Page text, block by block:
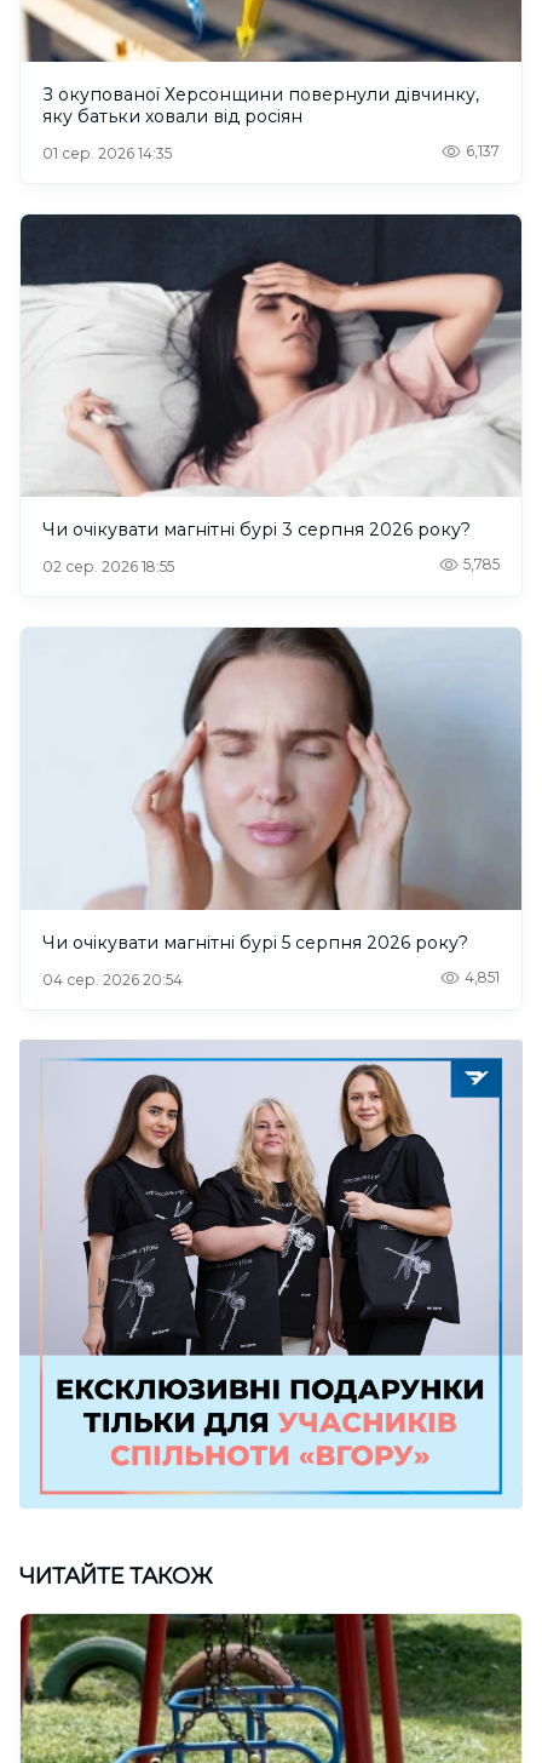
З окупованої Херсонщини повернули дівчинку,
яку батьки ховали від росіян
01 сер. 2026 14:35 6,137
Чи очікувати магнітні бурі 3 серпня 2026 року?
02 сер. 2026 18:55 5,785
Чи очікувати магнітні бурі 5 серпня 2026 року?
04 сер. 2026 20:54 4,851
ЧИТАЙТЕ ТАКОЖ